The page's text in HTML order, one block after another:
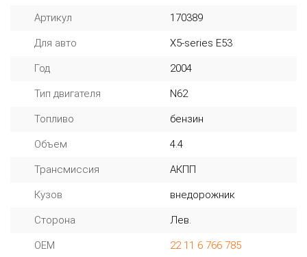
Артикул 170389
Для авто X5-series E53
Год 2004
Тип двигателя N62
Топливо бензин
Объем 4.4
Трансмиссия АКПП
Кузов внедорожник
Сторона Лев.
OEM 22 11 6 766 785